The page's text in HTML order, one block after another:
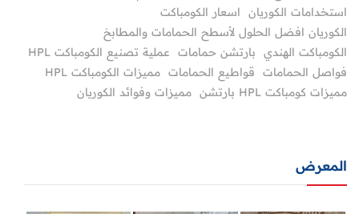
استخدامات الكوريان
اسعار الكومباكت
الكوريان افضل الحلول لأسطح الحمامات والمطابخ
الكومباكت الهندي
بارتشن حمامات
عملية تصنيع الكومباكت HPL
فواصل الحمامات
قواطيع الحمامات مميزات الكومباكت HPL
مميزات كومباكت HPL بارتشن
مميزات وفوائد الكوريان
المعرض